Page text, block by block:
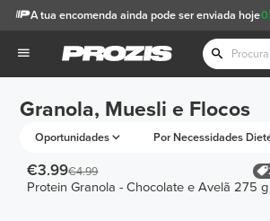
A tua encomenda ainda pode ser enviada hoje
Granola, Muesli e Flocos
Oportunidades Por Necessidades
€3.99€4.99
Protein Granola - Chocolate e Avelã 275 g